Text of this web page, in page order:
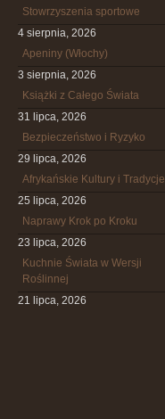
Stowrzyszenia sportowe
4 sierpnia, 2026
Apeniny (Włochy)
3 sierpnia, 2026
Książki z Całego Świata
31 lipca, 2026
Bezpieczeństwo i Ryzyko
29 lipca, 2026
Afrykańskie Kultury i Tradycje
25 lipca, 2026
Naprawy Krok po Kroku
23 lipca, 2026
Kuchnie Świata w Wersji
Roślinnej
21 lipca, 2026